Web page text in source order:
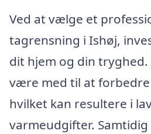
Ved at vælge et
tagrensning i Ishøj,
dit hjem og din
være med til at
hvilket kan resultere i
varmeudgifter. Samtidig